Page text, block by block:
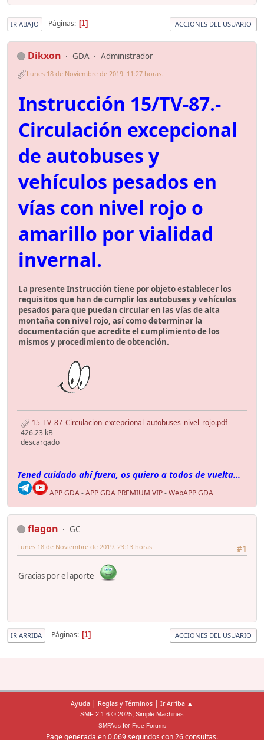
IR ABAJO Páginas 1 ACCIONES DEL USUARIO
Dikxon GDA Administrador
Lunes 18 de Noviembre de 2019. 11:27 horas.
Instrucción 15/TV-87.-
Circulación excepcional
de autobuses y
vehículos pesados en
vías con nivel rojo o
amarillo por vialidad
invernal.
La presente Instrucción tiene por objeto establecer los
requisitos que han de cumplir los autobuses y vehículos
pesados para que puedan circular en las vías de alta
montaña con nivel rojo, así como determinar la
documentación que acredite el cumplimiento de los
mismos y procedimiento de obtención.
15_TV_87_Circulacion_excepcional_autobuses_nivel_rojo.pdf
426.23 kB
descargado
Tened cuidado ahí fuera, os quiero a todos de vuelta...
APP GDA-APP GDA PREMIUM VIP-WebAPP GDA
flagon
GC
#1
Lunes 18 de Noviembre de 2019. 23:13 horas.
Gracias por el aporte
IR ARRIBA Páginas 1 ACCIONES DEL USUARIO
Ayuda | Reglas y Términos | Ir Arriba ▲
SMF 2.1.6 © 2025, Simple Machines
SMFAdsfor Free Forums
Page generada en 0.069 segundos con 26 consultas.